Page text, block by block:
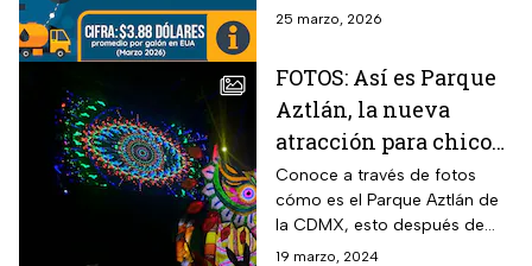
sobre la producción nacional
25 marzo, 2026
FOTOS: Así es Parque
Aztlán, la nueva
atracción para chicos
y grandes en CDMX
Conoce a través de fotos
cómo es el Parque Aztlán de
la CDMX, esto después de
estar cerrado durante tantos
19 marzo, 2024